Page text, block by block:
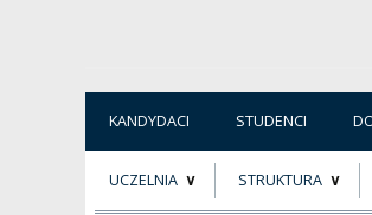
KANDYDACI STUDENCI
UCZELNIA STRUKTURA